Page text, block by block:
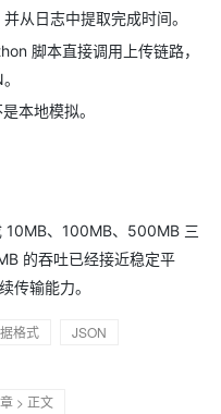
从日志中提取完成时间。
脚本直接调用上传链路，
本地模拟。
10MB、100MB、500MB 三
的吞吐已经接近稳定平
传输能力。
格式
JSON
> 正文